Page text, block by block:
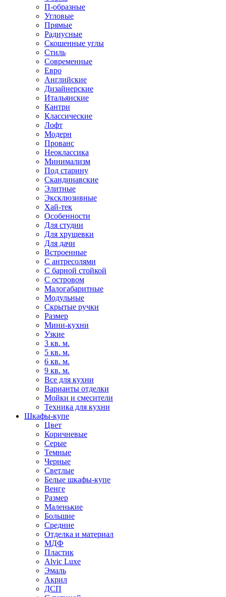
П-образные
Угловые
Прямые
Радиусные
Скошенные углы
Стиль
Современные
Евро
Английские
Дизайнерские
Итальянские
Кантри
Классические
Лофт
Модерн
Прованс
Неоклассика
Минимализм
Под старину
Скандинавские
Элитные
Эксклюзивные
Хай-тек
Особенности
Для студии
Для хрущевки
Для дачи
Встроенные
С антресолями
С барной стойкой
С островом
Малогабаритные
Модульные
Скрытые ручки
Размер
Мини-кухни
Узкие
3 кв. м.
5 кв. м.
6 кв. м.
9 кв. м.
Все для кухни
Варианты отделки
Мойки и смесители
Техника для кухни
Шкафы-купе
Цвет
Коричневые
Серые
Темные
Черные
Светлые
Белые шкафы-купе
Венге
Размер
Маленькие
Большие
Средние
Отделка и материал
МДФ
Пластик
Alvic Luxe
Эмаль
Акрил
ДСП